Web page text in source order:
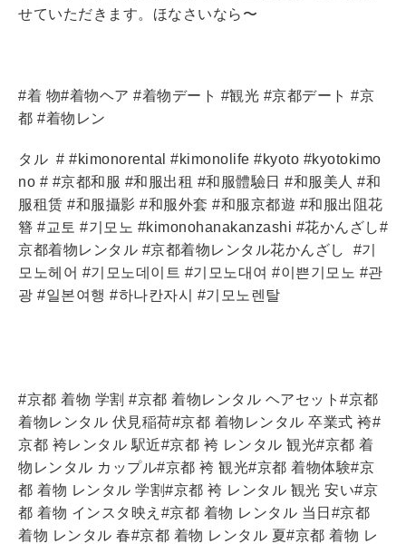
せていただきます。ほなさいなら〜
#着 物#着物ヘア #着物デート #観光 #京都デート #京
都 #着物レン
タル # #kimonorental #kimonolife #kyoto #kyotokimo
no # #京都和服 #和服出租 #和服體驗日 #和服美人 #和
服租赁 #和服攝影 #和服外套 #和服京都遊 #和服出阻花
簪 #교토 #기모노 #kimonohanakanzashi #花かんざし#
京都着物レンタル #京都着物レンタル花かんざし
#기
모노헤어 #기모노데이트 #기모노대여 #이쁜기모노 #관
광 #일본여행 #하나칸자시 #기모노렌탈
#京都 着物 学割 #京都 着物レンタル ヘアセット#京都
着物レンタル 伏見稲荷#京都 着物レンタル 卒業式 袴#
京都 袴レンタル 駅近#京都 袴 レンタル 観光#京都 着
物レンタル カップル#京都 袴 観光#京都 着物体験#京
都 着物 レンタル 学割#京都 袴 レンタル 観光 安い#京
都 着物 インスタ映え#京都 着物 レンタル 当日#京都
着物 レンタル 春#京都 着物 レンタル 夏#京都 着物 レ